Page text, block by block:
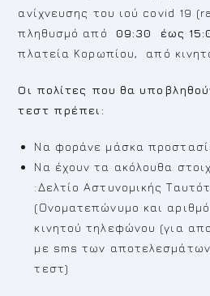
ανίχνευσης του ιού covid 19
πληθυσμό από 09:30 έως
πλατεία Κορωπίου, από
Οι πολίτες που θα
τεστ πρέπει:
Να φοράνε μάσκα
Να έχουν τα ακόλουθα
:Δελτίο Αστυνομικής
(Ονοματεπώνυμο και
κινητού τηλεφώνου (για
με sms των
τεστ)